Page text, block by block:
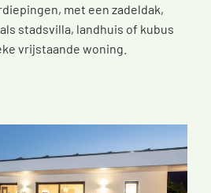
met een zadeldak,
stadsvilla, landhuis of kubus
vrijstaande woning.